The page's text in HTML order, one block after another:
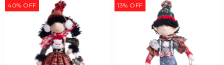
40% OFF 13% OFF